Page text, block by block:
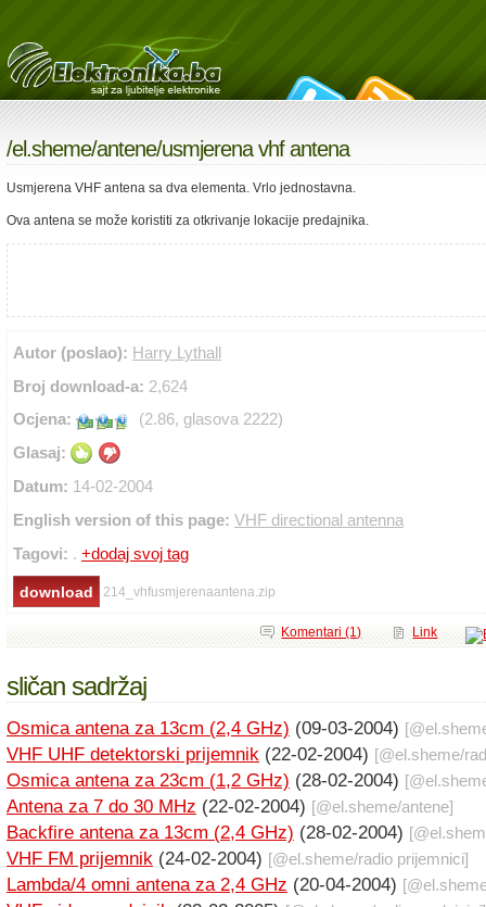
/el.sheme/antene/usmjerena vhf antena
Usmjerena VHF antena sa dva elementa. Vrlo jednostavna.
Ova antena se može koristiti za otkrivanje lokacije predajnika.
Autor (poslao): Harry Lythall
Broj download-a: 2,624
Ocjena:
(2.86, glasova 2222)
Glasaj:
Datum: 14-02-2004
English version of this page: VHF directional antenna
Tagovi: . +dodaj svoj tag
214_vhfusmjerenaantena.zip
Link
Komentari (1)
sličan sadržaj
Osmica antena za 13cm (2,4 GHz) (09-03-2004) [@
VHF UHF detektorski prijemnik (22-02-2004) [@el.sheme/
Osmica antena za 23cm (1,2 GHz) (28-02-2004) [@
Antena za 7 do 30 MHz (22-02-2004) [@el.sheme/antene]
Backfire antena za 13cm (2,4 GHz) (28-02-2004) [@
VHF FM prijemnik (24-02-2004) [@el.sheme/radio prijemnici]
Lambda/4 omni antena za 2,4 GHz (20-04-2004) [@